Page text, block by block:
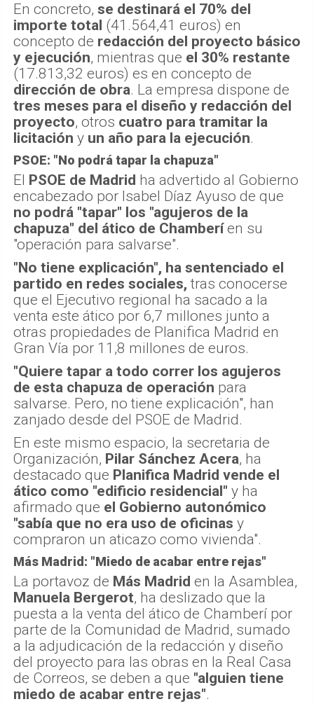
En concreto, se destinará el 70% del
importe total (41.564,41 euros) en
concepto de redacción del proyecto básico
y ejecución, mientras que el 30% restante
(17.813,32 euros) es en concepto de
dirección de obra. La empresa dispone de
tres meses para el diseño y redacción del
proyecto, otros cuatro para tramitar la
licitación y un año para la ejecución.
PSOE: "No podrá tapar la chapuza"
El PSOE de Madrid ha advertido al Gobierno
encabezado por Isabel Díaz Ayuso de que
no podrá "tapar" los "agujeros de la
chapuza" del ático de Chamberíen su
"operación para salvarse".
"No tiene explicación", ha sentenciado el
partido en redes sociales, tras conocerse
que el Ejecutivo regional ha sacado a la
venta este ático por 6,7 millones junto a
otras propiedades de Planifica Madrid en
Gran Vía por 11,8 millones de euros.
"Quiere tapar a todo correr los agujeros
de esta chapuza de operación para
salvarse. Pero, no tiene explicación", han
zanjado desde del PSOE de Madrid.
En este mismo espacio, la secretaria de
Organización, Pilar Sánchez Acera, ha
destacado que Planifica Madrid vende el
ático como "edificio residencial" y ha
afirmado que el Gobierno autonómico
"sabía que no era uso de oficinas y
compraron un aticazo como vivienda".
Más Madrid: "Miedo de acabar entre rejas"
La portavoz de Más Madrid en la Asamblea,
Manuela Bergerot, ha deslizado que la
puesta a la venta del ático de Chamberí por
parte de la Comunidad de Madrid, sumado
a la adjudicación de la redacción y diseño
del proyecto para las obras en la Real Casa
de Correos, se deben a que "alguien tiene
miedo de acabar entre rejas".